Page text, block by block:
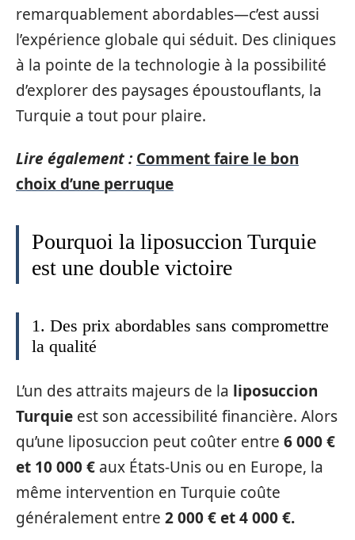
remarquablement abordables—c’est aussi
l’expérience globale qui séduit. Des cliniques
à la pointe de la technologie à la possibilité
d’explorer des paysages époustouflants, la
Turquie a tout pour plaire.
Lire également : Comment faire le bon
choix d’une perruque
Pourquoi la liposuccion Turquie
est une double victoire
1. Des prix abordables sans compromettre
la qualité
L’un des attraits majeurs de la liposuccion
Turquie est son accessibilité financière. Alors
qu’une liposuccion peut coûter entre 6 000 €
et 10 000 € aux États-Unis ou en Europe, la
même intervention en Turquie coûte
généralement entre 2 000 € et 4 000 €.